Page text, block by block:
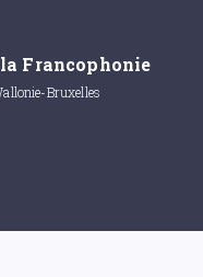
Francophonie
Bruxelles